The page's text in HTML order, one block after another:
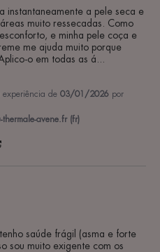
instantaneamente a pele seca e
muito ressecadas. Como
e minha pele coça e
me ajuda muito porque
o em todas as á
experiência de 03/01/2026 por
thermale-avene.fr (fr)
saúde frágil (asma e forte
sou muito exigente com os